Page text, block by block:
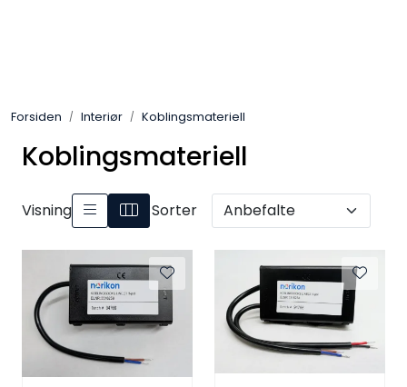
Forsiden Interiør Koblingsmateriell
Koblingsmateriell
Visning Sorter
Industri
LED-striper 24V
Lyskaster/Effekt
Butikk
Sport